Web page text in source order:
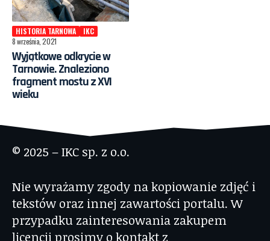
HISTORIA TARNOWA
IKC
8 września, 2021
Wyjątkowe odkrycie w
Tarnowie. Znaleziono
fragment mostu z XVI
wieku
© 2025 – IKC sp. z o.o.
Nie wyrażamy zgody na kopiowanie zdjęć i
tekstów oraz innej zawartości portalu. W
przypadku zainteresowania zakupem
licencji prosimy o kontakt z